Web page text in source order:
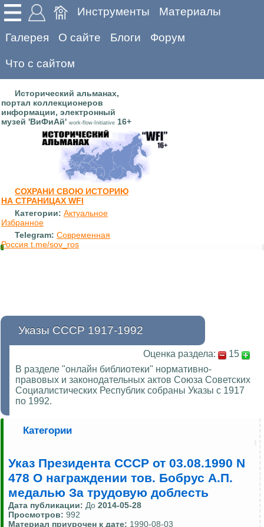
Инструменты Материалы
Галерея О сайте Блоги Форум
Что с сайтом
Исторический альманах,
портал коллекционеров
информации, электронный
музей 'ВиФиАй' work-flow-Initiative 16+
СОХРАНИ СВОЮ ИСТОРИЮ
НА СТРАНИЦАХ WFI
Категории: Актуальное
Избранное
Telegram: Современная
Россия t.me/sov_ros
Указы СССР 1917-1992
Оценка раздела:
15
В разделе "онлайн библиотеки" нормативно-
правовых и законодательных актов Союза Советских
Социалистических Республик собраны Указы с 1917
по 1992.
Категории
Указ Президента СССР от 03.08.1990 N
478 О награждении тов. Бобрус А.П.
медалью За трудовую доблесть
Дата публикации: До 2014-05-28
Просмотров: 992
Материал приурочен к дате: 1990-08-03